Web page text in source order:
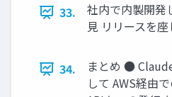
33.
社内で内製開発
見 リリースを
34.
まとめ ●
して AWS経由